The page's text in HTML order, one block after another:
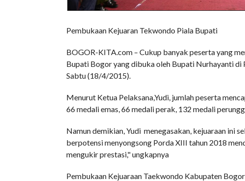
Pembukaan Kejuaran Tekwondo Piala Bupati
BOGOR-KITA.com – Cukup banyak peserta yang
Bupati Bogor yang dibuka oleh Bupati Nurhayanti
Sabtu (18/4/2015).
Menurut Ketua Pelaksana,Yudi, jumlah peserta
66 medali emas, 66 medali perak, 132 medali
Namun demikian, Yudi menegasakan, kejuaraan ini
berpotensi menyongsong Porda XIII tahun 2018
mengukir prestasi," ungkapnya
Pembukaan Kejuaraan Taekwondo Kabupaten